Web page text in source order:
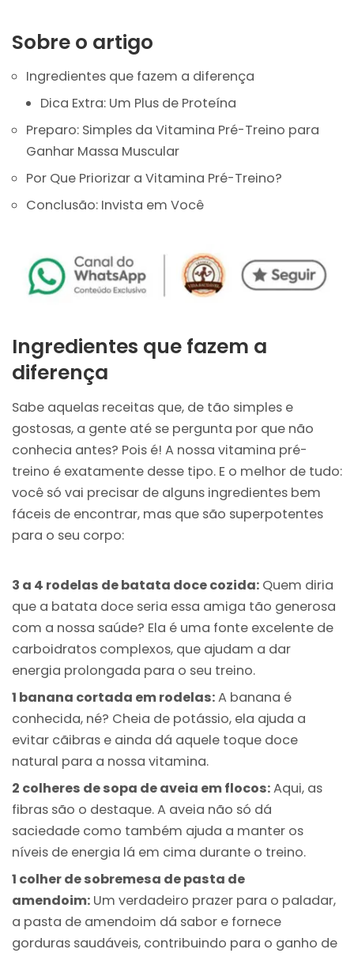
Sobre o artigo
Ingredientes que fazem a diferença
Dica Extra: Um Plus de Proteína
Preparo: Simples da Vitamina Pré-Treino para
Ganhar Massa Muscular
Por Que Priorizar a Vitamina Pré-Treino?
Conclusão: Invista em Você
Ingredientes que fazem a
diferença
Sabe aquelas receitas que, de tão simples e
gostosas, a gente até se pergunta por que não
conhecia antes? Pois é! A nossa vitamina pré-
treino é exatamente desse tipo. E o melhor de tudo:
você só vai precisar de alguns ingredientes bem
fáceis de encontrar, mas que são superpotentes
para o seu corpo:
3 a 4 rodelas de batata doce cozida: Quem diria
que a batata doce seria essa amiga tão generosa
com a nossa saúde? Ela é uma fonte excelente de
carboidratos complexos, que ajudam a dar
energia prolongada para o seu treino.
1 banana cortada em rodelas:A banana é
conhecida, né? Cheia de potássio, ela ajuda a
evitar cãibras e ainda dá aquele toque doce
natural para a nossa vitamina.
2 colheres de sopa de aveia em flocos:Aqui, as
fibras são o destaque. A aveia não só dá
saciedade como também ajuda a manter os
níveis de energia lá em cima durante o treino.
1 colher de sobremesa de pasta de
amendoim: Um verdadeiro prazer para o paladar,
a pasta de amendoim dá sabor e fornece
gorduras saudáveis, contribuindo para o ganho de